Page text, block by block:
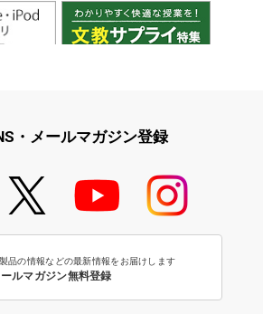
備特集
・メールマガジン登録
品の情報などの最新情報をお届けします
ールマガジン無料登録